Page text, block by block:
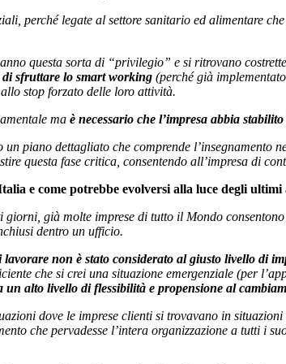
perché legate al settore sanitario ed alimentare
questa sorta di “privilegio” e si ritrovano
di sfruttare lo smart working (perché già
stop forzato delle loro attività.
ma è necessario che l’impresa abbia
piano dettagliato che comprende
questa fase critica, consentendo all’impresa di
e come potrebbe evolversi alla luce degli ultimi
già molte imprese di tutto il Mondo
dentro un ufficio.
non è stato considerato al giusto livello di
che si crei una situazione emergenziale (per
un alto livello di flessibilità e propensione al
dove le imprese clienti si trovavano in
che pervadesse l’intera organizzazione a tutti i